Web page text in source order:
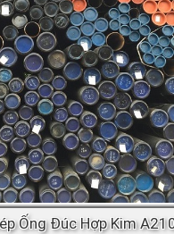
Ống Đúc Hợp Kim